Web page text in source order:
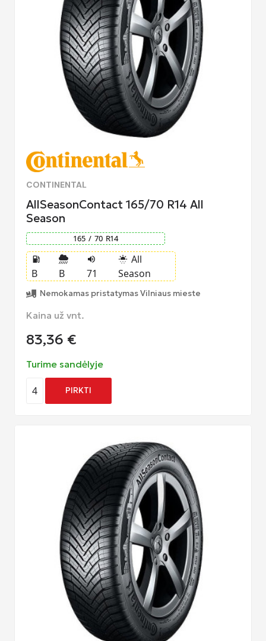
CONTINENTAL
AllSeasonContact 165/70 R14 All
Season
165 / 70 R14
local_gas_station
B B
volume_up
71
sunny_snowing All
Season
Nemokamas pristatymas Vilniaus mieste
Kaina už vnt.
83,36 €
Turime sandėlyje
4 PIRKTI